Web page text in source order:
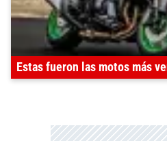
Estas fueron las motos más